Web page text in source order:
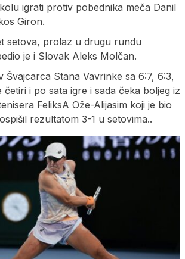
igrati protiv pobednika meča Danil
Giron.
setova, prolaz u drugu rundu
je i Slovak Aleks Molčan.
Švajcarca Stana Vavrinke sa 6:7, 6:3,
četiri i po sata igre i sada čeka boljeg iz
FeliksA Ože-Alijasim koji je bio
rezultatom 3-1 u setovima..